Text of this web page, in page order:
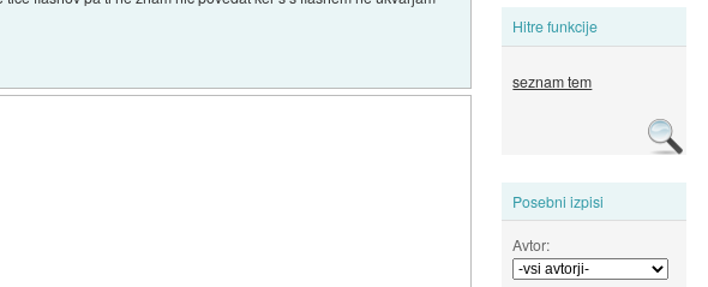
Hitre funkcije
seznam tem
Posebni izpisi
Avtor: